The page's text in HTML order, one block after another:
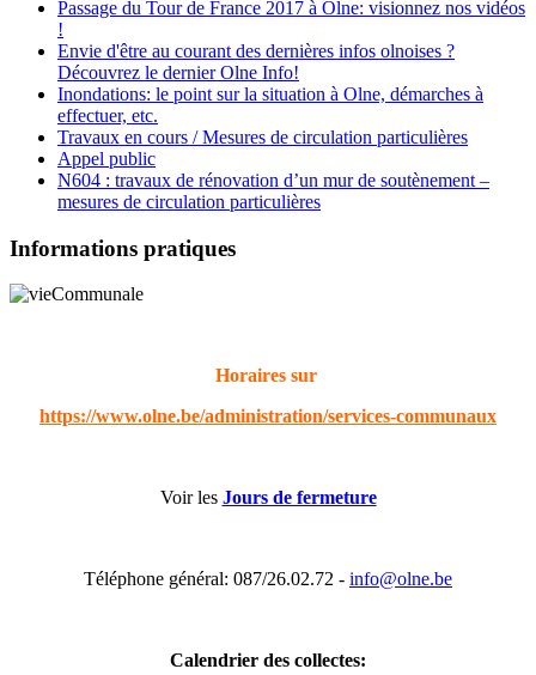
Passage du Tour de France 2017 à Olne: visionnez nos vidéos
!
Envie d'être au courant des dernières infos olnoises ?
Découvrez le dernier Olne Info!
Inondations: le point sur la situation à Olne, démarches à
effectuer, etc.
Travaux en cours / Mesures de circulation particulières
Appel public
N604 : travaux de rénovation d’un mur de soutènement –
mesures de circulation particulières
Informations pratiques
Horaires sur
https://www.olne.be/administration/services-communaux
Voir les Jours de fermeture
Téléphone général: 087/26.02.72 - info@olne.be
Calendrier des collectes: